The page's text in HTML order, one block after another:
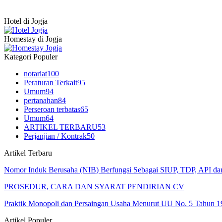
Hotel di Jogja
Homestay di Jogja
Kategori Populer
notariat100
Peraturan Terkait95
Umum94
pertanahan84
Perseroan terbatas65
Umum64
ARTIKEL TERBARU53
Perjanjian / Kontrak50
Artikel Terbaru
Nomor Induk Berusaha (NIB) Berfungsi Sebagai SIUP, TDP, API
PROSEDUR, CARA DAN SYARAT PENDIRIAN CV
Praktik Monopoli dan Persaingan Usaha Menurut UU No. 5 Tahun
Artikel Populer